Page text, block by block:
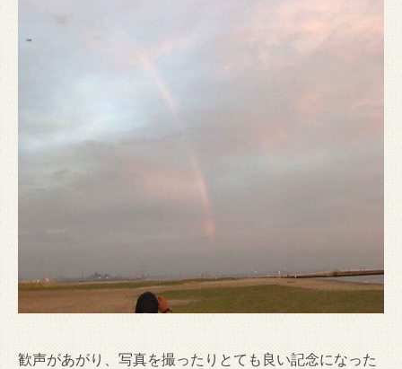
歓声があがり、写真を撮ったりとても良い記念になった